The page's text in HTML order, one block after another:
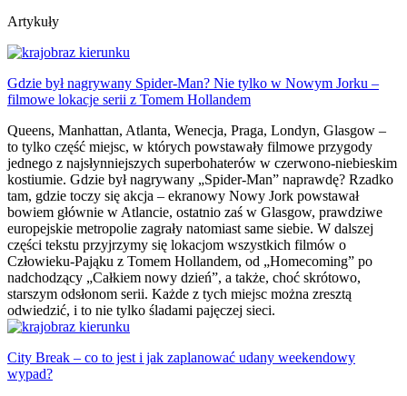
Artykuły
Gdzie był nagrywany Spider-Man? Nie tylko w Nowym Jorku –
filmowe lokacje serii z Tomem Hollandem
Queens, Manhattan, Atlanta, Wenecja, Praga, Londyn, Glasgow –
to tylko część miejsc, w których powstawały filmowe przygody
jednego z najsłynniejszych superbohaterów w czerwono-niebieskim
kostiumie. Gdzie był nagrywany „Spider-Man” naprawdę? Rzadko
tam, gdzie toczy się akcja – ekranowy Nowy Jork powstawał
bowiem głównie w Atlancie, ostatnio zaś w Glasgow, prawdziwe
europejskie metropolie zagrały natomiast same siebie. W dalszej
części tekstu przyjrzymy się lokacjom wszystkich filmów o
Człowieku-Pająku z Tomem Hollandem, od „Homecoming” po
nadchodzący „Całkiem nowy dzień”, a także, choć skrótowo,
starszym odsłonom serii. Każde z tych miejsc można zresztą
odwiedzić, i to nie tylko śladami pajęczej sieci.
City Break – co to jest i jak zaplanować udany weekendowy
wypad?